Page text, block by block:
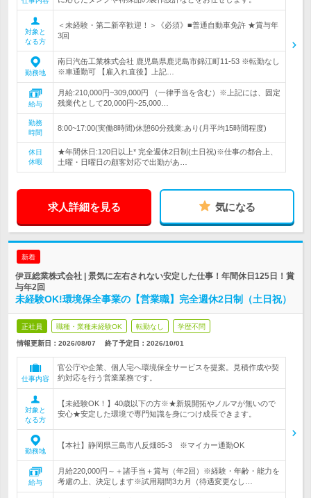
対象と
なる方
＜未経験・第二新卒歓迎！＞《必須》■普通自動車免許 ★賞与年
3回
勤務地
南日汽缶工業株式会社 鹿児島県鹿児島市錦江町11-53 ※転勤なし
※車通勤可 【雇入れ直後】上記…
給与
月給:210,000円~309,000円 （一律手当を含む）※上記には、固定
残業代として20,000円~25,000…
勤務
時間
8:00~17:00(実働8時間)休憩60分残業:あり(月平均15時間程度)
休日
休暇
★年間休日:120日以上* 完全週休2日制(土日祝)※仕事の都合上、
土曜・日曜日の顧客対応で出勤があ…
求人詳細を見る 気になる
新着
伊豆総業株式会社 | 景気に左右されない安定した仕事！年間休日125日！賞
与年2回
未経験OK!環境保全事業の【営業職】完全週休2日制（土日祝）
正社員 職種・業種未経験OK 転勤なし 学歴不問
情報更新日：2026/08/07 終了予定日： 2026/10/01
仕事内容
官公庁や企業、個人宅へ環境保全サービスを提案。見積作成や契
約対応を行う営業業務です。
対象と
なる方
【未経験OK！】40歳以下の方※★新規開拓やノルマが無いので
安心★安定した環境で専門知識を身につけ成長できます。
勤務地
【本社】静岡県三島市八反畑85-3 ※マイカー通勤OK
給与
月給220,000円～＋諸手当＋賞与（年2回）※経験・年齢・能力を
考慮の上、決定します※試用期間3カ月（待遇変更なし…